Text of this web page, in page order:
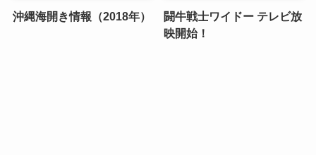
沖縄海開き情報（2018年）
闘牛戦士ワイドー テレビ放
映開始！